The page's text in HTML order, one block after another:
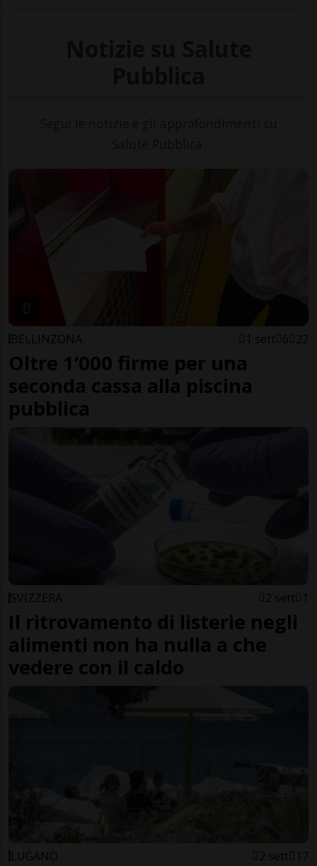
BELLINZONA 1 sett 6 22
Oltre 1’000 firme per una
seconda cassa alla piscina
pubblica
SVIZZERA 2 sett 1
Il ritrovamento di listerie negli
alimenti non ha nulla a che
vedere con il caldo
LUGANO 2 sett 17